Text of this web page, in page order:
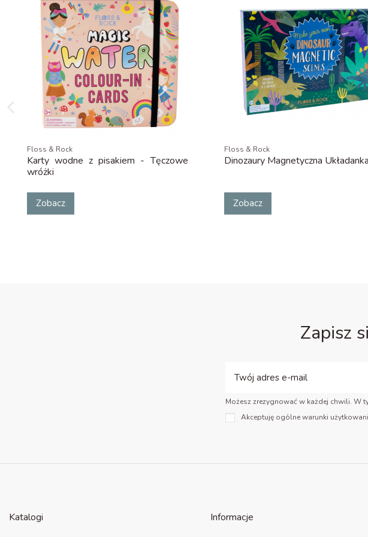
Floss & Rock
Karty wodne z pisakiem - Tęczowe
wróżki
Zobacz
Floss & Rock
Dinozaury Magnetyczna Układanka
Zobacz
Zapisz
Możesz zrezygnować w każdej chwili. W
Akceptuję ogólne warunki
Katalogi Informacje